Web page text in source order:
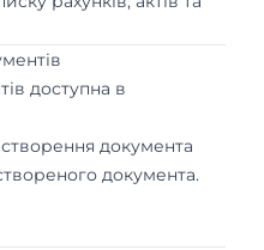
доступна в
документа
документа.